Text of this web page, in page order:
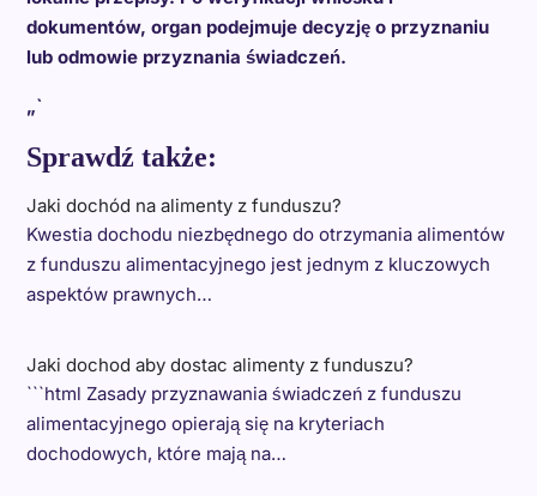
dokumentów, organ podejmuje decyzję o przyznaniu
lub odmowie przyznania świadczeń.
„`
Sprawdź także:
Jaki dochód na alimenty z funduszu?
Kwestia dochodu niezbędnego do otrzymania alimentów
z funduszu alimentacyjnego jest jednym z kluczowych
aspektów prawnych…
Jaki dochod aby dostac alimenty z funduszu?
```html Zasady przyznawania świadczeń z funduszu
alimentacyjnego opierają się na kryteriach
dochodowych, które mają na…